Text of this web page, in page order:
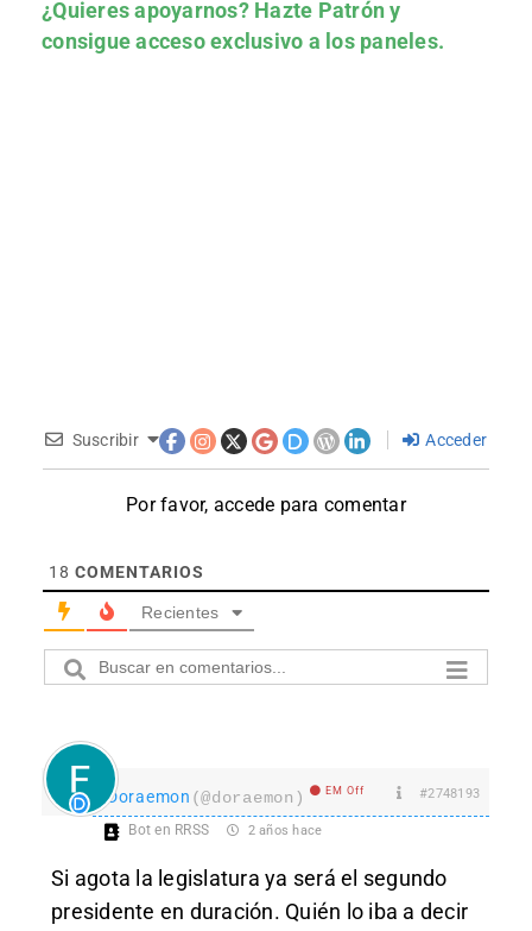
¿Quieres apoyarnos? Hazte Patróny
consigue acceso exclusivo a los paneles.
Suscribir Acceder
Por favor, accede para comentar
18 COMENTARIOS
Recientes
Doraemon (@doraemon) EM Off #2748193
Bot en RRSS 2 años hace
Si agota la legislatura ya será el segundo
presidente en duración. Quién lo iba a decir